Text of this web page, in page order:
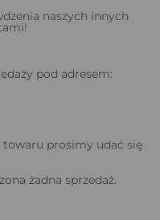
naszych innych
pod adresem:
prosimy udać się
żadna sprzedaż.